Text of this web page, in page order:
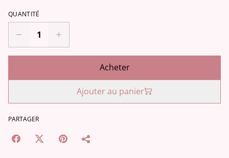
QUANTITÉ
Acheter
Ajouter au panier
PARTAGER